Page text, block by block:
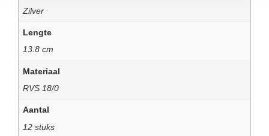
Zilver
Lengte
13.8 cm
Materiaal
RVS 18/0
Aantal
12 stuks